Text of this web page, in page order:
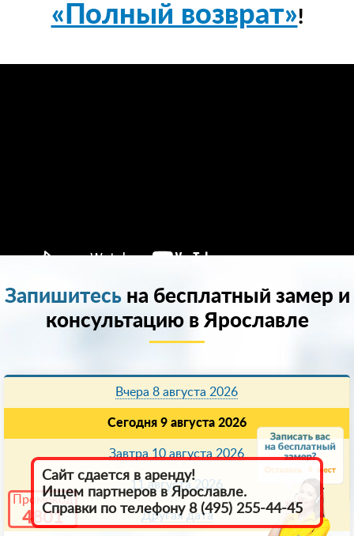
6
Промокод
4801
«Полный возврат»!
Запишитесьна бесплатный замер и
консультацию в Ярославле
Вчера 8 августа 2026
Сегодня 9 августа 2026
Завтра 10 августа 2026
11 августа 2026
Другая дата
Сайт сдается в аренду!
Ищем партнеров в Ярославле.
Справки по телефону 8 (495) 255-44-45